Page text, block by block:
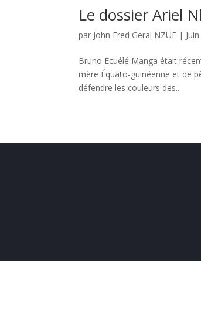
Le dossier Ariel
par John Fred Geral NZUE |
Bruno Ecuélé Manga était
mère Équato-guinéenne et de
défendre les couleurs des...